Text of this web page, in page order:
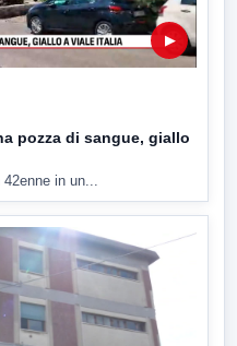
▶
pozza di sangue, giallo
in un...